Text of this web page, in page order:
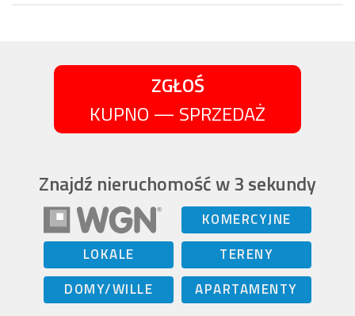
ZGŁOŚ
KUPNO — SPRZEDAŻ
Znajdź nieruchomość w 3 sekundy
KOMERCYJNE
LOKALE
TERENY
DOMY/WILLE
APARTAMENTY